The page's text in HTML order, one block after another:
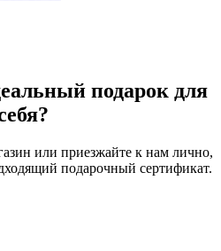
подарок для
или приезжайте к нам лично,
подарочный сертификат.